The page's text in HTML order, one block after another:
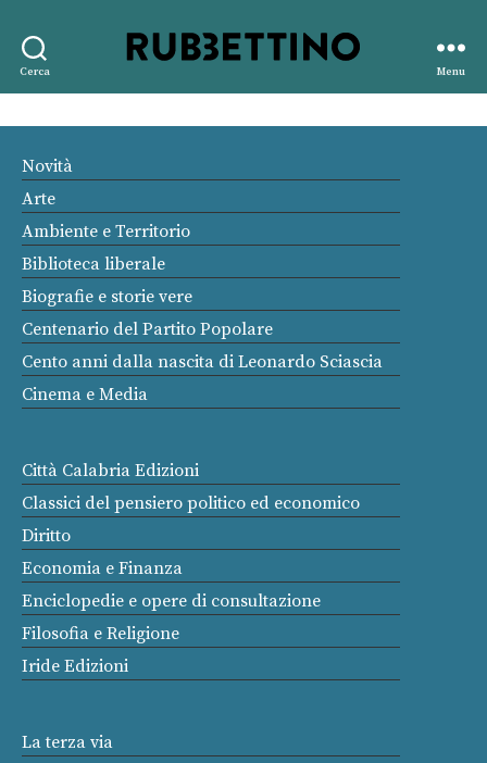
Cerca
editore
Menu
Novità
Arte
Ambiente e Territorio
Biblioteca liberale
Biografie e storie vere
Centenario del Partito Popolare
Cento anni dalla nascita di Leonardo Sciascia
Cinema e Media
Città Calabria Edizioni
Classici del pensiero politico ed economico
Diritto
Economia e Finanza
Enciclopedie e opere di consultazione
Filosofia e Religione
Iride Edizioni
La terza via